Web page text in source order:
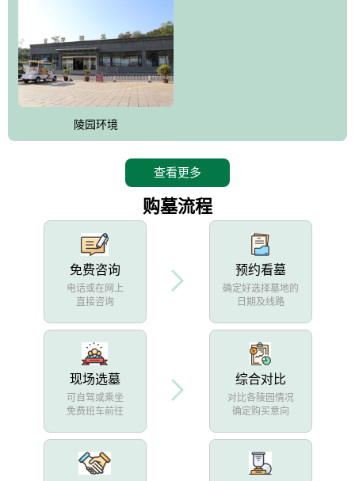
陵园环境
查看更多
购墓流程
免费咨询
电话或在网上
直接咨询
预约看墓
确定好选择墓地的
日期及线路
现场选墓
可自驾或乘坐
免费班车前往
综合对比
对比各陵园情况
确定购买意向